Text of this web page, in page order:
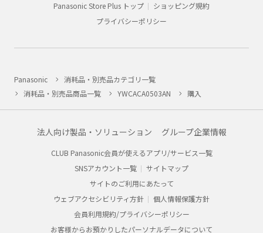
Panasonic Store Plus トップ
ショッピング規約
プライバシーポリシー
Panasonic
消耗品・別売品カテゴリ一覧
消耗品・別売品商品一覧
YWCACA0503AN 購入
法人向け製品・ソリューション グループ企業情報
CLUB Panasonic会員が使えるアプリ/サービス一覧
SNSアカウント一覧
サイトマップ
サイトのご利用にあたって
ウェブアクセシビリティ方針
個人情報保護方針
会員利用規約/プライバシーポリシー
お客様からお預かりしたパーソナルデータについて